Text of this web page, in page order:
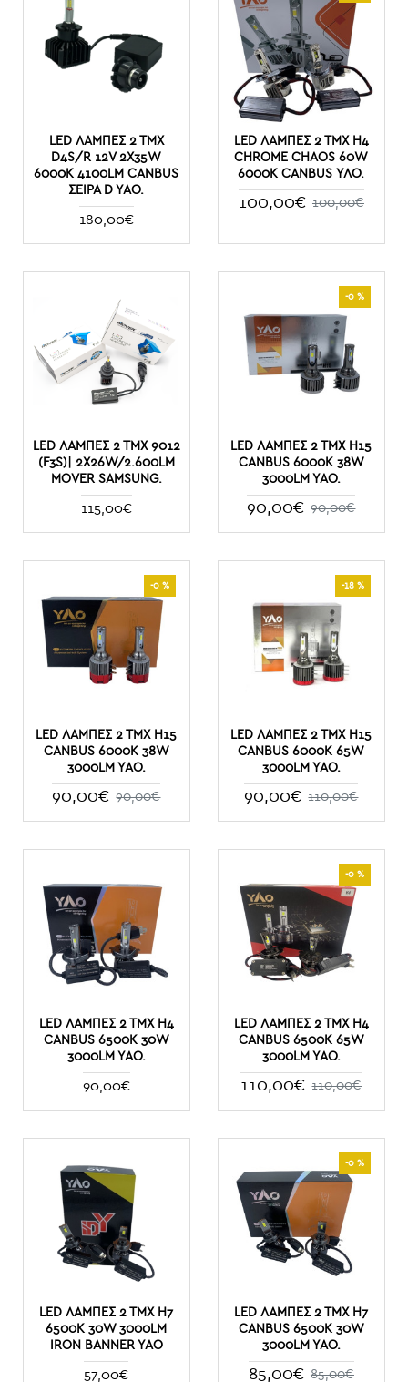
LED ΛΆΜΠΕΣ 2 ΤΜΧ
D4S/R 12V 2X35W
6000K 4100LM CANBUS
ΣΕΙΡΑ D YAO.
180,00€
LED ΛΆΜΠΕΣ 2 ΤΜΧ H4
CHROME CHAOS 60W
6000K CANBUS ΥΛΟ.
100,00€ 100,00€
LED ΛΆΜΠΕΣ 2 ΤΜΧ 9012
(F3S)| 2X26W/2.600LM
MOVER SAMSUNG.
115,00€
-0 %
LED ΛΆΜΠΕΣ 2 ΤΜΧ H15
CANBUS 6000K 38W
3000LM YAO.
90,00€ 90,00€
-0 %
LED ΛΆΜΠΕΣ 2 ΤΜΧ H15
CANBUS 6000K 38W
3000LM YAO.
90,00€ 90,00€
-18 %
LED ΛΆΜΠΕΣ 2 ΤΜΧ H15
CANBUS 6000K 65W
3000LM YAO.
90,00€ 110,00€
LED ΛΆΜΠΕΣ 2 ΤΜΧ H4
CANBUS 6500K 30W
3000LM YAO.
90,00€
-0 %
LED ΛΆΜΠΕΣ 2 ΤΜΧ H4
CANBUS 6500K 65W
3000LM YAO.
110,00€ 110,00€
LED ΛΆΜΠΕΣ 2 ΤΜΧ H7
6500K 30W 3000LM
IRON BANNER YAO
57,00€
-0 %
LED ΛΆΜΠΕΣ 2 ΤΜΧ H7
CANBUS 6500K 30W
3000LM YAO.
85,00€ 85,00€